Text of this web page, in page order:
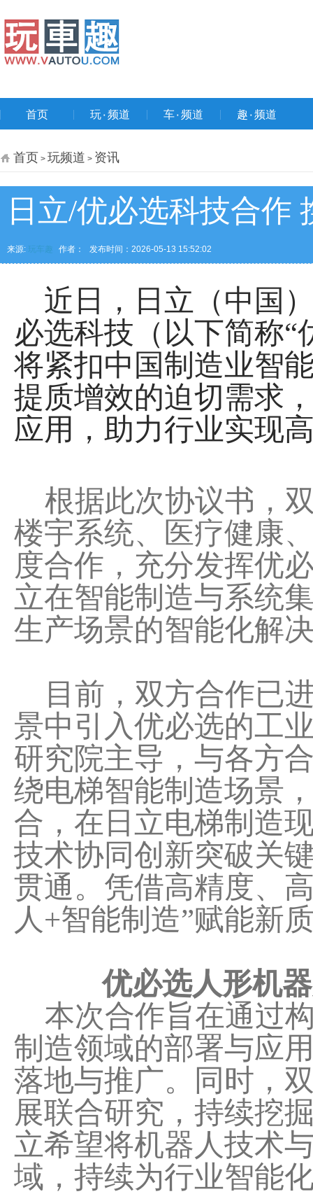
首页 玩۰频道 车۰频道 趣۰频道
首页 > 玩频道 > 资讯
日立/优必选科技合作
来源: 玩车趣 作者： 发布时间：2026-05-13 15:52:02
近日，日立（中国
必选科技（以下简称
将紧扣中国制造业智
提质增效的迫切需求
应用，助力行业实现
根据此次协议书，
楼宇系统、医疗健康
度合作，充分发挥优
立在智能制造与系统
生产场景的智能化解
目前，双方合作已
景中引入优必选的工
研究院主导，与各方
绕电梯智能制造场景
合，在日立电梯制造
技术协同创新突破关
贯通。凭借高精度、
人+智能制造”赋能新
优必选人形机
本次合作旨在通过
制造领域的部署与应
落地与推广。同时，
展联合研究，持续挖
立希望将机器人技术
域，持续为行业智能